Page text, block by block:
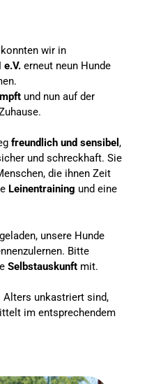
wir in
e.V. erneut neun Hunde
und nun auf der
freundlich und sensibel,
und schreckhaft. Sie
die ihnen Zeit
Leinentraining und eine
unsere Hunde
Bitte
Selbstauskunft mit.
Alters unkastriert sind,
im entsprechendem